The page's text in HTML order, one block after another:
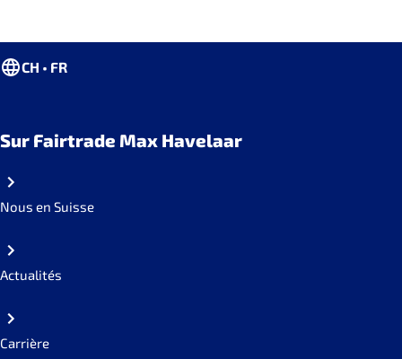
CH • FR
Sur Fairtrade Max Havelaar
Nous en Suisse
Actualités
Carrière